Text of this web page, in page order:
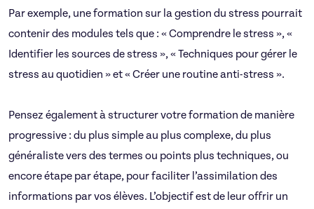
Par exemple, une formation sur la gestion du stress pourrait
contenir des modules tels que : « Comprendre le stress », «
Identifier les sources de stress », « Techniques pour gérer le
stress au quotidien » et « Créer une routine anti-stress ».
Pensez également à structurer votre formation de manière
progressive : du plus simple au plus complexe, du plus
généraliste vers des termes ou points plus techniques, ou
encore étape par étape, pour faciliter l’assimilation des
informations par vos élèves. L’objectif est de leur offrir un